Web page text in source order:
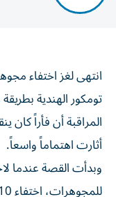
انتهى لغز اختفاء
تومكور الهندية
المراقبة أن فأراً كان
أثارت اهتماماً واسعاً.
وبدأت القصة عندما